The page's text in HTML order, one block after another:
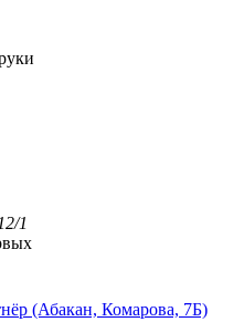
1
(Абакан, Комарова, 7Б)